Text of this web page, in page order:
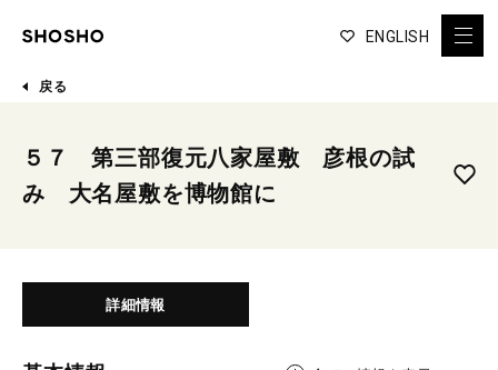
ENGLISH
戻る
５７ 第三部復元八家屋敷 彦根の試
み 大名屋敷を博物館に
詳細情報